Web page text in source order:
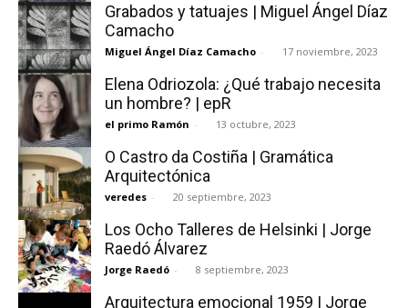
Grabados y tatuajes | Miguel Ángel Díaz
Camacho
Miguel Ángel Díaz Camacho - 17 noviembre, 2023
Elena Odriozola: ¿Qué trabajo necesita
un hombre? | epR
el primo Ramón - 13 octubre, 2023
O Castro da Costiña | Gramática
Arquitectónica
veredes - 20 septiembre, 2023
Los Ocho Talleres de Helsinki | Jorge
Raedó Álvarez
Jorge Raedó - 8 septiembre, 2023
Arquitectura emocional 1959 | Jorge